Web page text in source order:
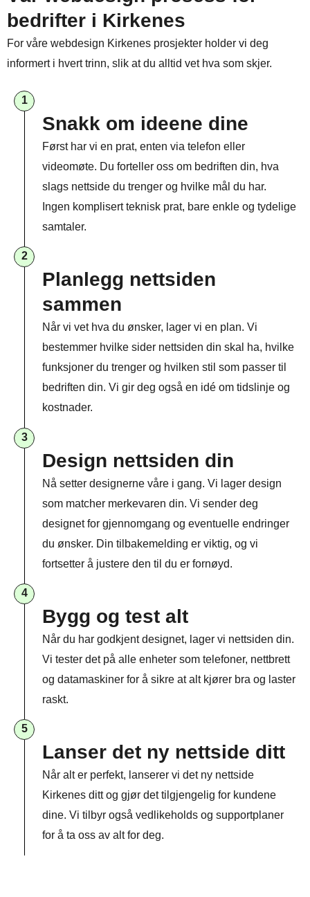
bedrifter i Kirkenes
For våre webdesign Kirkenes prosjekter holder vi deg
informert i hvert trinn, slik at du alltid vet hva som skjer.
1
Snakk om ideene dine
Først har vi en prat, enten via telefon eller
videomøte. Du forteller oss om bedriften din, hva
slags nettside du trenger og hvilke mål du har.
Ingen komplisert teknisk prat, bare enkle og tydelige
samtaler.
2
Planlegg nettsiden
sammen​
Når vi vet hva du ønsker, lager vi en plan. Vi
bestemmer hvilke sider nettsiden din skal ha, hvilke
funksjoner du trenger og hvilken stil som passer til
bedriften din. Vi gir deg også en idé om tidslinje og
kostnader.
3
Design nettsiden din
Nå setter designerne våre i gang. Vi lager design
som matcher merkevaren din. Vi sender deg
designet for gjennomgang og eventuelle endringer
du ønsker. Din tilbakemelding er viktig, og vi
fortsetter å justere den til du er fornøyd.
4
Bygg og test alt
Når du har godkjent designet, lager vi nettsiden din.
Vi tester det på alle enheter som telefoner, nettbrett
og datamaskiner for å sikre at alt kjører bra og laster
raskt.
5
Lanser det ny nettside ditt
Når alt er perfekt, lanserer vi det ny nettside
Kirkenes ditt og gjør det tilgjengelig for kundene
dine. Vi tilbyr også vedlikeholds og supportplaner
for å ta oss av alt for deg.